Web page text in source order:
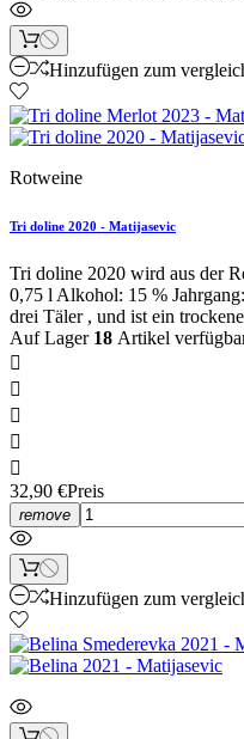
Hinzufügen zum
Rotweine
Tri doline 2020 - Matijasevic
Tri doline 2020 wird aus der
0,75 l Alkohol: 15 %
drei Täler , und ist ein
Auf Lager 18 Artikel





32,90 €Preis
remove
Hinzufügen zum